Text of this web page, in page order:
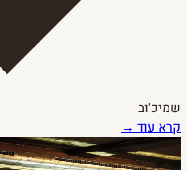
שמיכ'וב
קרא עוד →